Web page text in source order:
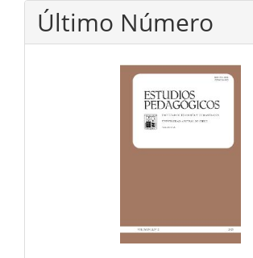
Último Número